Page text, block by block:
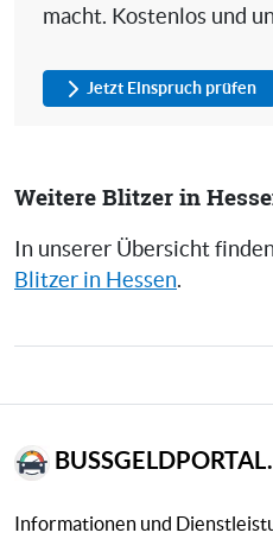
macht. Kostenlos und
Jetzt Einspruch prüfen
Weitere Blitzer in
In unserer Übersicht
Blitzer in Hessen.
Informationen und